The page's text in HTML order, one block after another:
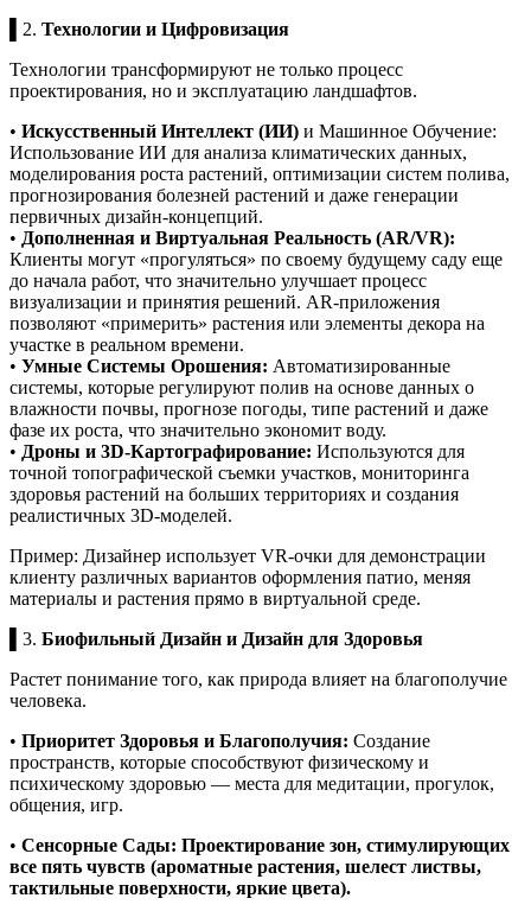
▌2. Технологии и Цифровизация
Технологии трансформируют не только процесс
проектирования, но и эксплуатацию ландшафтов.
• Искусственный Интеллект (ИИ) и Машинное Обучение:
Использование ИИ для анализа климатических данных,
моделирования роста растений, оптимизации систем полива,
прогнозирования болезней растений и даже генерации
первичных дизайн-концепций.
• Дополненная и Виртуальная Реальность (AR/VR):
Клиенты могут «прогуляться» по своему будущему саду еще
до начала работ, что значительно улучшает процесс
визуализации и принятия решений. AR-приложения
позволяют «примерить» растения или элементы декора на
участке в реальном времени.
• Умные Системы Орошения: Автоматизированные
системы, которые регулируют полив на основе данных о
влажности почвы, прогнозе погоды, типе растений и даже
фазе их роста, что значительно экономит воду.
• Дроны и 3D-Картографирование: Используются для
точной топографической съемки участков, мониторинга
здоровья растений на больших территориях и создания
реалистичных 3D-моделей.
Пример: Дизайнер использует VR-очки для демонстрации
клиенту различных вариантов оформления патио, меняя
материалы и растения прямо в виртуальной среде.
▌3. Биофильный Дизайн и Дизайн для Здоровья
Растет понимание того, как природа влияет на благополучие
человека.
• Приоритет Здоровья и Благополучия: Создание
пространств, которые способствуют физическому и
психическому здоровью — места для медитации, прогулок,
общения, игр.
• Сенсорные Сады: Проектирование зон, стимулирующих
все пять чувств (ароматные растения, шелест листвы,
тактильные поверхности, яркие цвета).